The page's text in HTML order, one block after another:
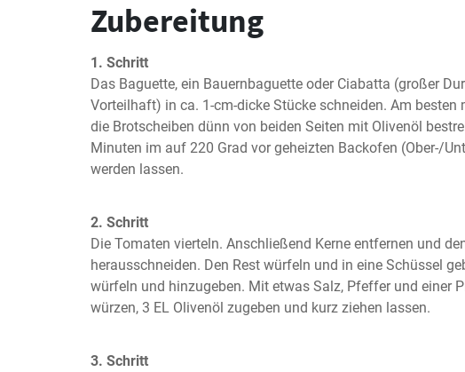
Zubereitung
1. Schritt
Das Baguette, ein Bauernbaguette oder Ciabatta (großer
Vorteilhaft) in ca. 1-cm-dicke Stücke schneiden. Am besten
die Brotscheiben dünn von beiden Seiten mit Olivenöl
Minuten im auf 220 Grad vor geheizten Backofen (Ober-/
werden lassen.
2. Schritt
Die Tomaten vierteln. Anschließend Kerne entfernen und
herausschneiden. Den Rest würfeln und in eine Schüssel
würfeln und hinzugeben. Mit etwas Salz, Pfeffer und einer
würzen, 3 EL Olivenöl zugeben und kurz ziehen lassen.
3. Schritt